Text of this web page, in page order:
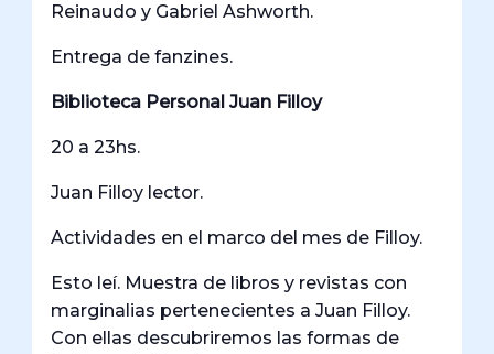
Reinaudo y Gabriel Ashworth.
Entrega de fanzines.
Biblioteca Personal Juan Filloy
20 a 23hs.
Juan Filloy lector.
Actividades en el marco del mes de Filloy.
Esto leí. Muestra de libros y revistas con
marginalias pertenecientes a Juan Filloy.
Con ellas descubriremos las formas de